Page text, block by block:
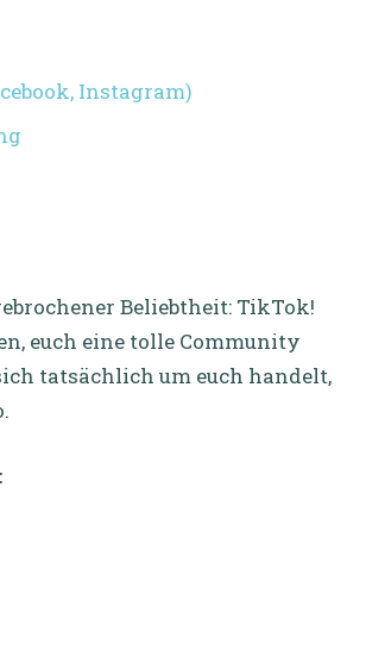
Instagram)
Beliebtheit: TikTok!
euch eine tolle Community
tatsächlich um euch handelt,